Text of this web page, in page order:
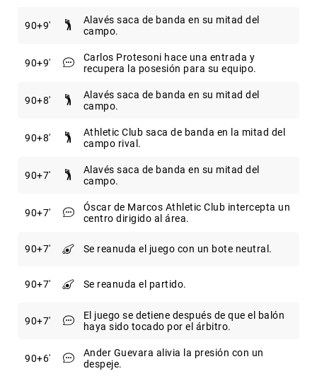
90+9
Alavés saca de banda en su mitad del
campo.
90+9
Carlos Protesoni hace una entrada y
recupera la posesión para su equipo.
90+8
Alavés saca de banda en su mitad del
campo.
90+8
Athletic Club saca de banda en la mitad del
campo rival.
90+7
Alavés saca de banda en su mitad del
campo.
90+7
Óscar de Marcos Athletic Club intercepta un
centro dirigido al área.
90+7 Se reanuda el juego con un bote neutral.
90+7 Se reanuda el partido.
90+7
El juego se detiene después de que el balón
haya sido tocado por el árbitro.
90+6
Ander Guevara alivia la presión con un
despeje.